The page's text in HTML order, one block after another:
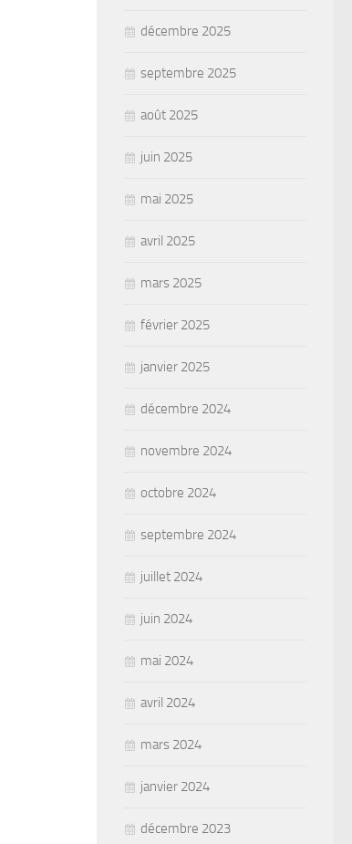
décembre 2025
septembre 2025
août 2025
juin 2025
mai 2025
avril 2025
mars 2025
février 2025
janvier 2025
décembre 2024
novembre 2024
octobre 2024
septembre 2024
juillet 2024
juin 2024
mai 2024
avril 2024
mars 2024
janvier 2024
décembre 2023